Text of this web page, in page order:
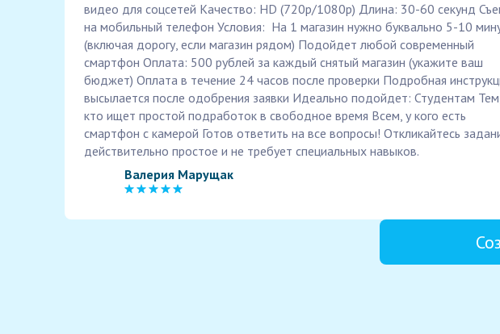
видео для соцсетей Качество: HD (720p/1080p) Длина: 30-60 секунд
на мобильный телефон Условия: ️ На 1 магазин нужно буквально 5-10
(включая дорогу, если магазин рядом) Подойдет любой современный
смартфон Оплата: 500 рублей за каждый снятый магазин (укажите ваш
бюджет) Оплата в течение 24 часов после проверки Подробная
высылается после одобрения заявки Идеально подойдет: Студентам
кто ищет простой подработок в свободное время Всем, у кого есть
смартфон с камерой Готов ответить на все вопросы! Откликайтесь
действительно простое и не требует специальных навыков.
Валерия Марущак